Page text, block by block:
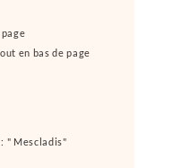
en bas de page
" Mescladis"